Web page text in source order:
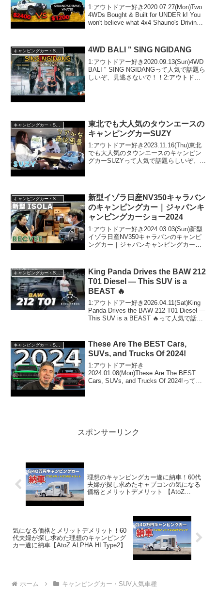
EPISODE 1
1:アウトドアー好き2020.07.27(Mon)Two
4WDs Bought & Built for UNDER k! You
won't believe what 4x4 Shauno's Driving!
キャンピングカー・SUV人気車種 4WD BALI " SING NGIDANG
1:アウトドアー好き2020.09.13(Sun)4WD
BALI " SING NGIDANGって人気で話題ら
しいぞ、見逃さないで！！2:アウトドア
東北でも大人気のタウンエースの
キャンピングカーSUZY
1:アウトドアー好き2023.11.16(Thu)東北
でも大人気のタウンエースのキャンピン
グカーSUZYって人気で話題らしいぞ、見
キャンピングカー・SUV人気車種
新型イゾラ日産NV350キャラバン
のキャンピングカー｜ジャパンキ
ャンピングカーショー2024
1:アウトドアー好き2024.03.03(Sun)新型
イゾラ日産NV350キャラバンのキャンピ
ングカー｜ジャパンキャンピングカーシ
2024.03.03(Sun)この動画...
キャンピングカー・SUV人気車種
King Panda Drives the BAW 212
T01 Diesel — This SUV is a
BEAST 🔥
1:アウトドアー好き2026.04.11(Sat)King
Panda Drives the BAW 212 T01 Diesel —
This SUV is a BEAST 🔥って人気で話題
キャンピングカー・SUV人気車種
These Are The BEST Cars,
SUVs, and Trucks Of 2024!
1:アウトドアー好き
2024.01.08(Mon)These Are The BEST
Cars, SUVs, and Trucks Of 2024!って人
スポンサーリンク
理想のキャンピングカー遂に納車！60代
夫婦が探し求めたキャブコンの気になる
価格とメリットデメリット 【AtoZ
気になる価格とメリットデメリット！60
代夫婦が探し求めた理想のキャンピング
カー遂に納車【AtoZ ALPHA HI Type2】
ホーム キャンピングカー・SUV人気車種